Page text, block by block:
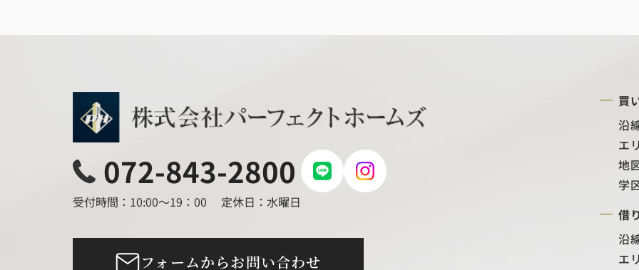
072-843-2800
受付時間：10:00～19：00 定休日：水曜日
フォームからお問い合わせ
買
沿
エ
地
学
借
沿
エ